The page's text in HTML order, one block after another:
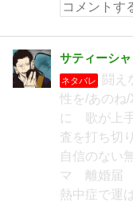
サティーシャ
ネタバレ
闘え
性を/あのね
に 歌が上
査を打ち切
自信のない
マ 離婚届
熱中症で運